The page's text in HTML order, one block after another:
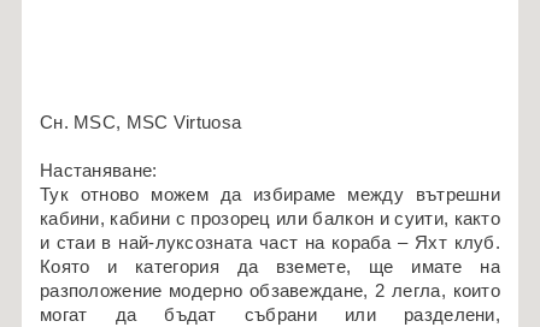
Сн. MSC, MSC Virtuosa
Настаняване:
Тук отново можем да избираме между вътрешни
кабини, кабини с прозорец или балкон и суити, както
и стаи в най-луксозната част на кораба – Яхт клуб.
Която и категория да вземете, ще имате на
разположение модерно обзавеждане, 2 легла, които
могат да бъдат събрани или разделени,